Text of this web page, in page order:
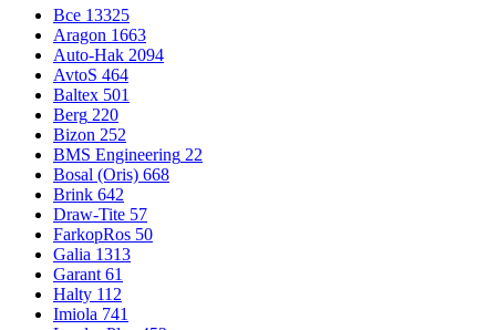
Все 13325
Aragon 1663
Auto-Hak 2094
AvtoS 464
Baltex 501
Berg 220
Bizon 252
BMS Engineering 22
Bosal (Oris) 668
Brink 642
Draw-Tite 57
FarkopRos 50
Galia 1313
Garant 61
Halty 112
Imiola 741